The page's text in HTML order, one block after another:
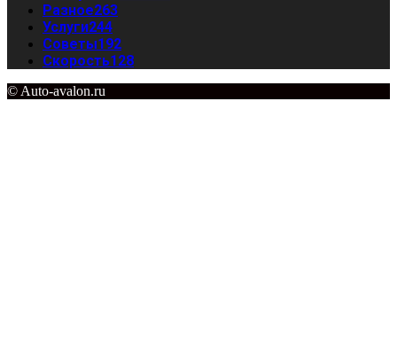
Разное263
Услуги244
Советы192
Скорость128
© Auto-avalon.ru